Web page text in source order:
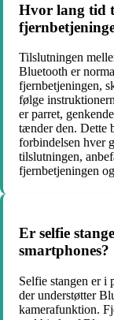
Hvor lang tid
Tilslutningen
Bluetooth er
fjernbetjeningen,
følge
er parret,
tænder den. Dette
forbindelsen hver
tilslutningen,
fjernbetjeningen
Er selfie
smartphones?
Selfie stangen er i
der understøtter
kamerafunktion.